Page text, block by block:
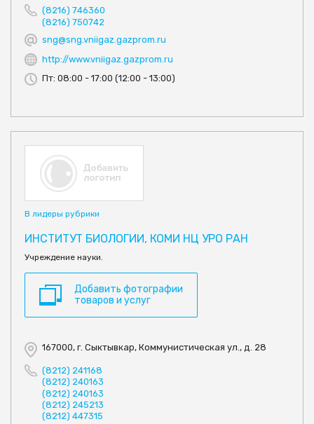
(8216) 746360
(8216) 750742
sng@sng.vniigaz.gazprom.ru
http://www.vniigaz.gazprom.ru
Пт: 08:00 - 17:00 (12:00 - 13:00)
В лидеры рубрики
ИНСТИТУТ БИОЛОГИИ, КОМИ НЦ УРО РАН
Учреждение науки.
Добавить фотографии
товаров и услуг
167000, г. Сыктывкар, Коммунистическая ул., д. 28
(8212) 241168
(8212) 240163
(8212) 240163
(8212) 245213
(8212) 447315